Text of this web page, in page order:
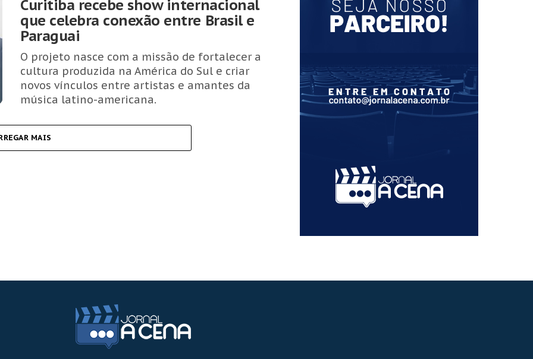
Curitiba recebe show internacional
que celebra conexão entre Brasil e
Paraguai
O projeto nasce com a missão de fortalecer a
cultura produzida na América do Sul e criar
novos vínculos entre artistas e amantes da
música latino-americana.
MAIS